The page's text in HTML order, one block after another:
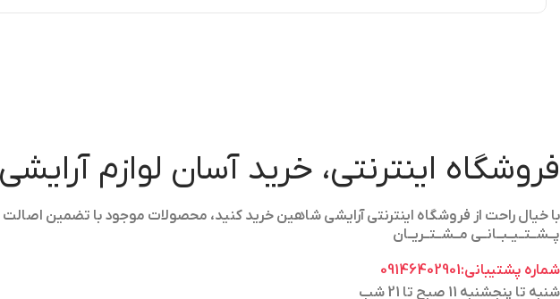
فروشگاه اینترنتی، خرید آسان لوازم
با خیال راحت از فروشگاه اینترنتی آرایشی شاهین خرید کنید، محصولات موجود با
پــشــتــیــبــانــی مــشــتــریــان
شماره پشتیبانی:09146402901
شنبه تا پنجشنبه 11 صبح تا 21 شب